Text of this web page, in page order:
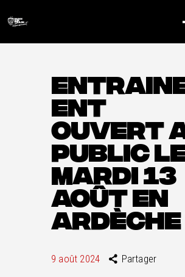
Actualités
Équipe pro
Nos équipes
Fan Zone
RCT Engagé
ENT
OUVERT
PUBLIC
MARDI 13
AOÛT EN
ARDÈCHE
9 août 2024 Partager